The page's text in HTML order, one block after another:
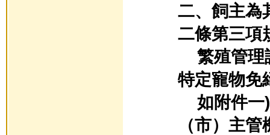
二、飼主為
二條第三項
繁殖管理
特定寵物免
如附件一)
（市）主